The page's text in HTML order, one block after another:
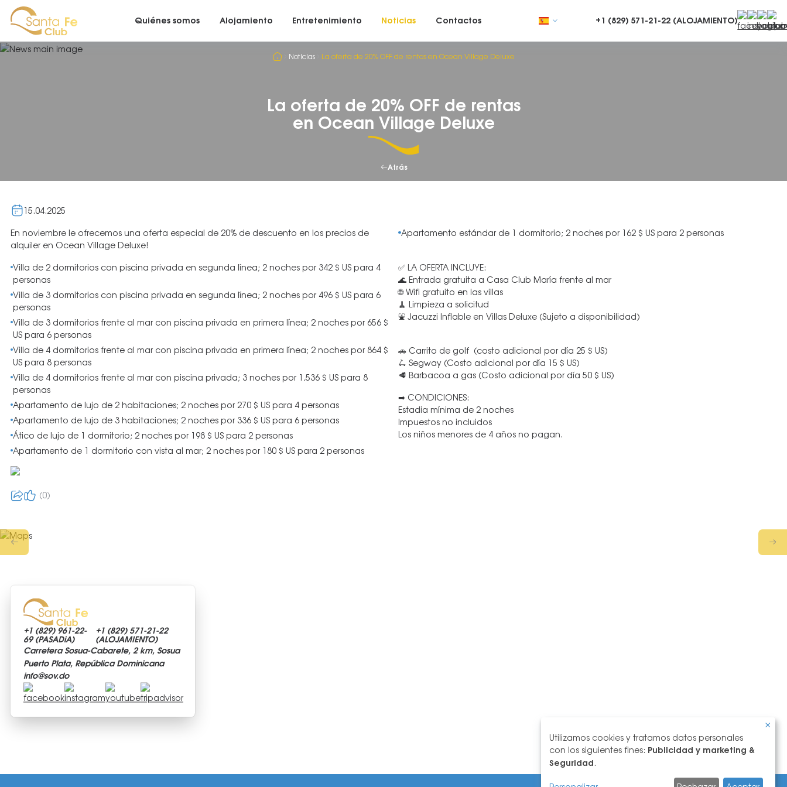
Quiénes somos Alojamiento Entretenimiento Noticias Contactos +1 (829) 571-21-22 (ALOJAMIENTO)
Noticias La oferta de 20% OFF de rentas en Ocean Village Deluxe
La oferta de 20% OFF de rentas
en Ocean Village Deluxe
Atrás
15.04.2025
En noviembre le ofrecemos una oferta especial de 20% de descuento en los precios de
alquiler en Ocean Village Deluxe!
Villa de 2 dormitorios con piscina privada en segunda línea; 2 noches por 342 $ US para 4
personas
Villa de 3 dormitorios con piscina privada en segunda línea; 2 noches por 496 $ US para 6
personas
Villa de 3 dormitorios frente al mar con piscina privada en primera línea; 2 noches por 656 $
US para 6 personas
Villa de 4 dormitorios frente al mar con piscina privada en primera línea; 2 noches por 864 $
US para 8 personas
Villa de 4 dormitorios frente al mar con piscina privada; 3 noches por 1,536 $ US para 8
personas
Apartamento de lujo de 2 habitaciones; 2 noches por 270 $ US para 4 personas
Apartamento de lujo de 3 habitaciones; 2 noches por 336 $ US para 6 personas
Ático de lujo de 1 dormitorio; 2 noches por 198 $ US para 2 personas
Apartamento de 1 dormitorio con vista al mar; 2 noches por 180 $ US para 2 personas
Apartamento estándar de 1 dormitorio; 2 noches por 162 $ US para 2 personas
✅ LA OFERTA INCLUYE:
🌊 Entrada gratuita a Casa Club María frente al mar
🌐 Wifi gratuito en las villas
🧹 Limpieza a solicitud
⛲ Jacuzzi Inflable en Villas Deluxe (Sujeto a disponibilidad)
🚗 Carrito de golf (costo adicional por día 25 $ US)
🛴 Segway (Costo adicional por día 15 $ US)
🥩 Barbacoa a gas (Costo adicional por día 50 $ US)
➡ CONDICIONES:
Estadia mínima de 2 noches
Impuestos no incluidos
Los niños menores de 4 años no pagan.
0
+1 (829) 961-22-
69 (PASADiA)
+1 (829) 571-21-22
(ALOJAMIENTO)
Carretera Sosua-Cabarete, 2 km, Sosua
Puerto Plata, República Dominicana
info@sov.do
Uso
de
datos
personales
Utilizamos cookies y tratamos datos personales
con los siguientes fines: Publicidad y marketing &
Seguridad.